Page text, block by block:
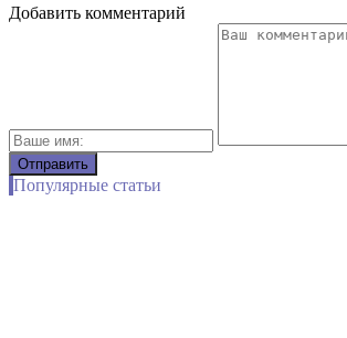
Добавить комментарий
Популярные статьи